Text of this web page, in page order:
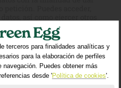
información adicional y
de datos en nuestra
condiciones contenidas en
.
terceros para finalidades analíticas y
para la elaboración de perfiles
navegación. Puedes obtener más
desde 'Política de cookies'.